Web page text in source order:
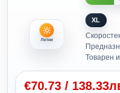
Летни
XL
Товарен
€70.73 /